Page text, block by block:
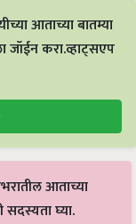
आताच्या बातम्या
जॉईन करा.व्हाट्सएप
आताच्या
घ्या.